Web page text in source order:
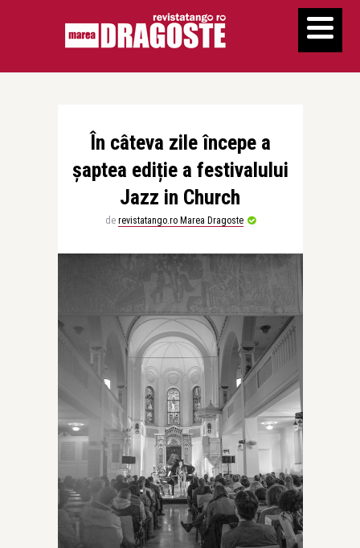
În câteva zile începe a
șaptea ediție a festivalului
Jazz in Church
de revistatango.ro Marea Dragoste